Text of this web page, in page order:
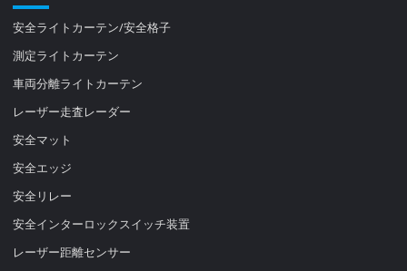
安全ライトカーテン/安全格子
測定ライトカーテン
車両分離ライトカーテン
レーザー走査レーダー
安全マット
安全エッジ
安全リレー
安全インターロックスイッチ装置
レーザー距離センサー